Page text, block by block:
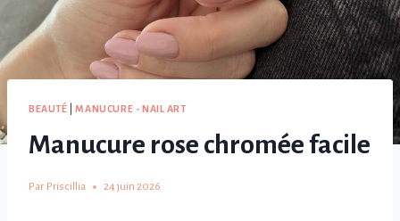
BEAUTÉ |MANUCURE - NAIL ART
Manucure rose chromée facile
Par Priscillia 24 juin 2026